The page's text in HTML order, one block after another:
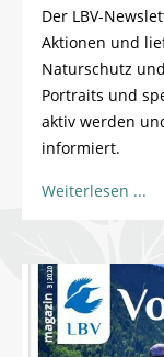
Der LBV-
Aktionen und
Naturschutz
Portraits und
aktiv werden
informiert.
Weiterlesen